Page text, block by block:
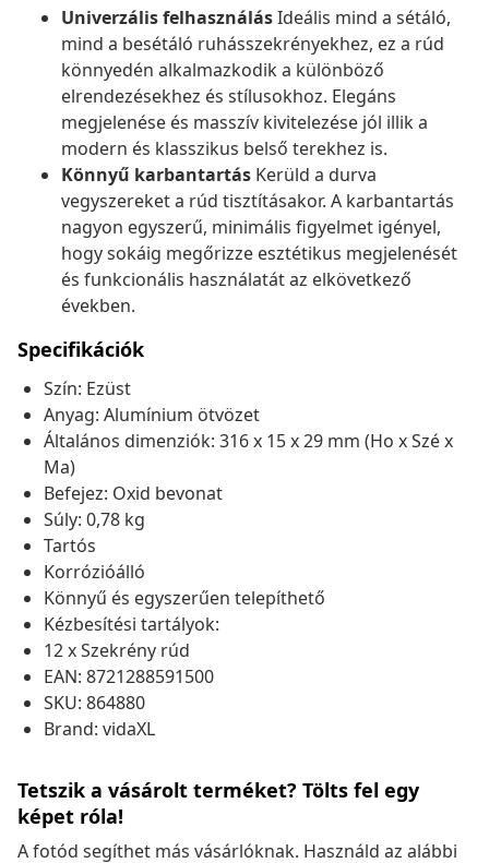
Univerzális felhasználásIdeális mind a sétáló,
mind a besétáló ruhásszekrényekhez, ez a rúd
könnyedén alkalmazkodik a különböző
elrendezésekhez és stílusokhoz. Elegáns
megjelenése és masszív kivitelezése jól illik a
modern és klasszikus belső terekhez is.
Könnyű karbantartás Kerüld a durva
vegyszereket a rúd tisztításakor. A karbantartás
nagyon egyszerű, minimális figyelmet igényel,
hogy sokáig megőrizze esztétikus megjelenését
és funkcionális használatát az elkövetkező
években.
Specifikációk
Szín: Ezüst
Anyag: Alumínium ötvözet
Általános dimenziók: 316 x 15 x 29 mm (Ho x Szé x
Ma)
Befejez: Oxid bevonat
Súly: 0,78 kg
Tartós
Korrózióálló
Könnyű és egyszerűen telepíthető
Kézbesítési tartályok:
12 x Szekrény rúd
EAN: 8721288591500
SKU: 864880
Brand: vidaXL
Tetszik a vásárolt terméket? Tölts fel egy
képet róla!
A fotód segíthet más vásárlóknak. Használd az alábbi